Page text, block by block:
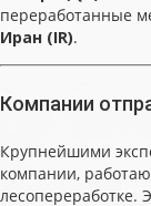
переработанные
Иран (IR).
Компании
Крупнейшими
компании,
лесопереработке.